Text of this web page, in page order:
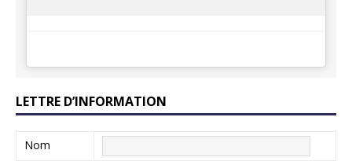
LETTRE D’INFORMATION
Nom